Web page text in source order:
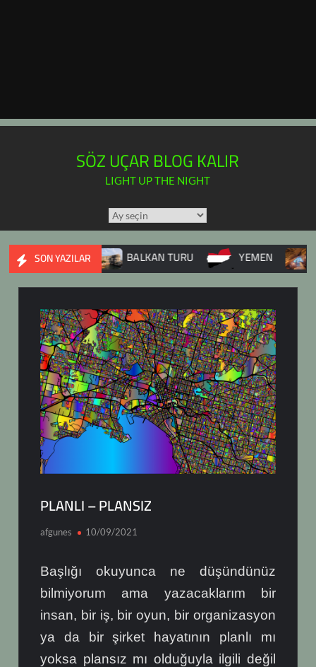
SÖZ UÇAR BLOG KALIR
LIGHT UP THE NIGHT
TÜM
YAZILAR
TAKVİMİ
SON YAZILARBALKAN TURU YEMEN DUPNİSA
PLANLI – PLANSIZ
afgunes 10/09/2021
Başlığı okuyunca ne düşündünüz
bilmiyorum ama yazacaklarım bir
insan, bir iş, bir oyun, bir organizasyon
ya da bir şirket hayatının planlı mı
yoksa plansız mı olduğuyla ilgili değil